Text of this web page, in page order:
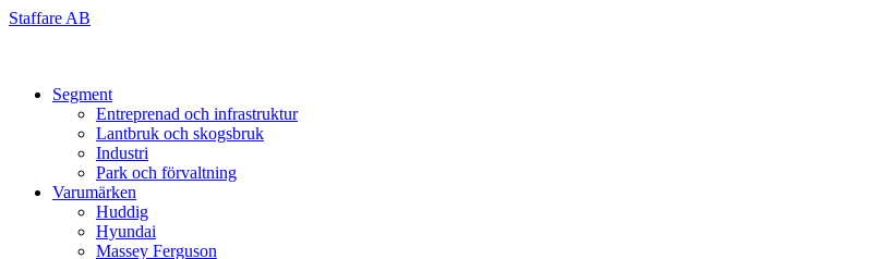
Skip
Staffare AB
Segment
Entreprenad och infrastruktur
Lantbruk och skogsbruk
Industri
Park och förvaltning
Varumärken
Huddig
Hyundai
Massey Ferguson